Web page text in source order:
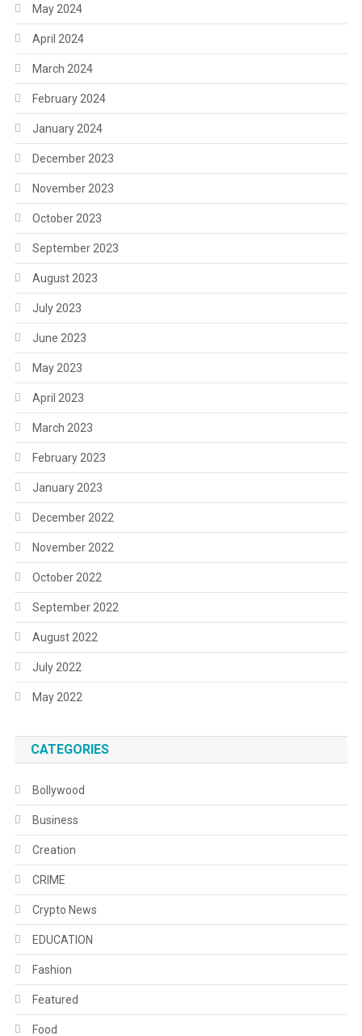
May 2024
April 2024
March 2024
February 2024
January 2024
December 2023
November 2023
October 2023
September 2023
August 2023
July 2023
June 2023
May 2023
April 2023
March 2023
February 2023
January 2023
December 2022
November 2022
October 2022
September 2022
August 2022
July 2022
May 2022
CATEGORIES
Bollywood
Business
Creation
CRIME
Crypto News
EDUCATION
Fashion
Featured
Food